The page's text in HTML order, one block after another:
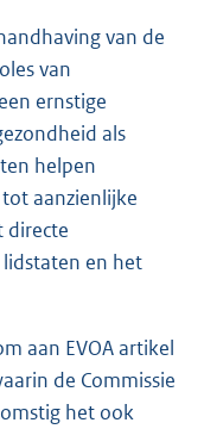
van de
van
ernstige
als
helpen
aanzienlijke
directe
en het
aan EVOA artikel
de Commissie
het ook